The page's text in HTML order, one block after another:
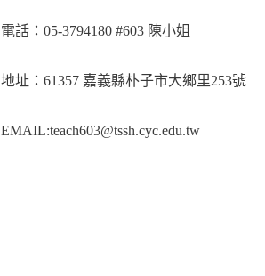
電話：05-3794180 #603 陳小姐
地址：61357 嘉義縣朴子市大鄉里253號
EMAIL:teach603@tssh.cyc.edu.tw